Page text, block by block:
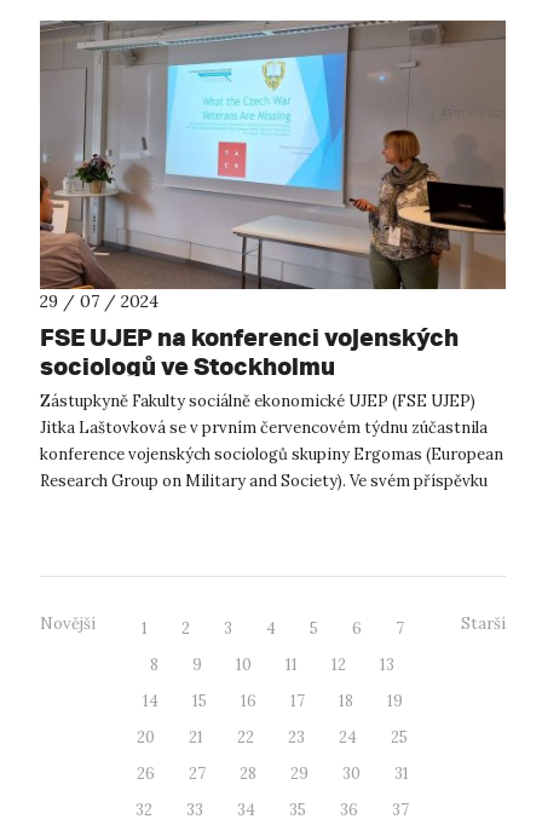
29 / 07 / 2024
FSE UJEP na konferenci vojenských
sociologů ve Stockholmu
Zástupkyně Fakulty sociálně ekonomické UJEP (FSE UJEP)
Jitka Laštovková se v prvním červencovém týdnu zúčastnila
konference vojenských sociologů skupiny Ergomas (European
Research Group on Military and Society). Ve svém příspěvku
Novější 1 2 3 4 5 6
7
8
9 10 11 12
13
14
15 16 17 18
19
20
21 22 23 24
25
26
27 28 29 30
31
32
33 34 35 36
37
Starší